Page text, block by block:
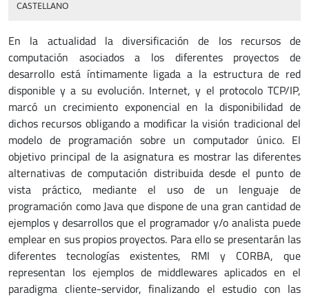
CASTELLANO
En la actualidad la diversificación de los recursos de
computación asociados a los diferentes proyectos de
desarrollo está íntimamente ligada a la estructura de red
disponible y a su evolución. Internet, y el protocolo TCP/IP,
marcó un crecimiento exponencial en la disponibilidad de
dichos recursos obligando a modificar la visión tradicional del
modelo de programación sobre un computador único. El
objetivo principal de la asignatura es mostrar las diferentes
alternativas de computación distribuida desde el punto de
vista práctico, mediante el uso de un lenguaje de
programación como Java que dispone de una gran cantidad de
ejemplos y desarrollos que el programador y/o analista puede
emplear en sus propios proyectos. Para ello se presentarán las
diferentes tecnologías existentes, RMI y CORBA, que
representan los ejemplos de middlewares aplicados en el
paradigma cliente-servidor, finalizando el estudio con las